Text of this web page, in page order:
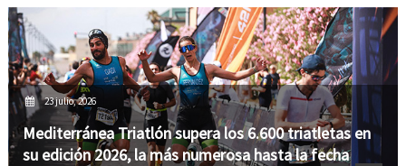
23 julio, 2026
Mediterránea Triatlón supera los 6.600 triatletas en
su edición 2026, la más numerosa hasta la fecha